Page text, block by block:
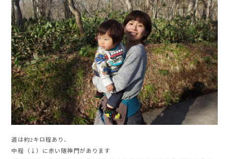
道は約2キロ程あり、
中程（↓）に赤い随神門があります